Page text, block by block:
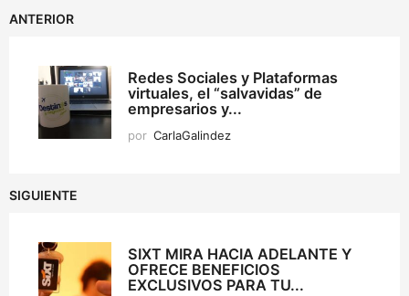
ANTERIOR
Redes Sociales y Plataformas
virtuales, el “salvavidas” de
empresarios y...
por CarlaGalindez
SIGUIENTE
SIXT MIRA HACIA ADELANTE Y
OFRECE BENEFICIOS
EXCLUSIVOS PARA TU...